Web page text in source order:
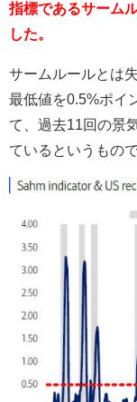
指標であるサーム
した。
サームルールとは
最低値を0.5%ポイ
て、過去11回の景
ているというもので